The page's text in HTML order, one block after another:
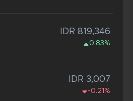
IDR 819,346
0.83%
IDR 3,007
-0.21%